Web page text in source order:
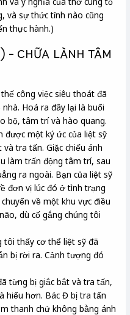
và sự thức tỉnh nào cũng
thực hành.)
CHỮA LÀNH TÂM
công việc siêu thoát đã
Hoá ra đây lại là buổi
bộ, tâm trí và hào quang.
được một ký ức của liệt sỹ
tra tấn. Giặc chiếu ánh
làm trấn động tâm trí, sau
ra ngoài. Bạn của liệt sỹ
đơn vị lúc đó ở tình trạng
về một khu vực điều
dù cố gắng chúng tôi
tôi thấy cơ thể liệt sỹ đã
bị rời ra. Cảnh tượng đó
từng bị giắc bắt và tra tấn,
hiểu hơn. Bác Đ bị tra tấn
thanh chứ không bằng ánh